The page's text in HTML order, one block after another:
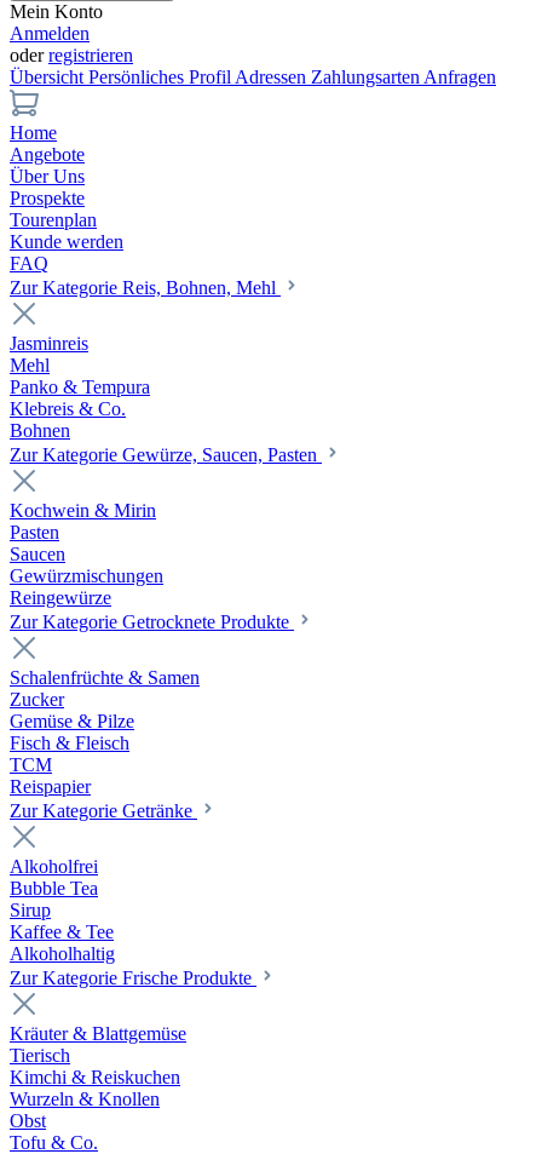
Mein Konto
Anmelden
oderregistrieren
Übersicht Persönliches Profil Adressen Zahlungsarten Anfragen
Home
Angebote
Über Uns
Prospekte
Tourenplan
Kunde werden
FAQ
Zur Kategorie Reis, Bohnen, Mehl
Jasminreis
Mehl
Panko & Tempura
Klebreis & Co.
Bohnen
Zur Kategorie Gewürze, Saucen, Pasten
Kochwein & Mirin
Pasten
Saucen
Gewürzmischungen
Reingewürze
Zur Kategorie Getrocknete Produkte
Schalenfrüchte & Samen
Zucker
Gemüse & Pilze
Fisch & Fleisch
TCM
Reispapier
Zur Kategorie Getränke
Alkoholfrei
Bubble Tea
Sirup
Kaffee & Tee
Alkoholhaltig
Zur Kategorie Frische Produkte
Kräuter & Blattgemüse
Tierisch
Kimchi & Reiskuchen
Wurzeln & Knollen
Obst
Tofu & Co.